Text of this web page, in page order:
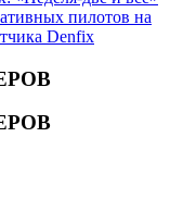
пилотов на
Denfix